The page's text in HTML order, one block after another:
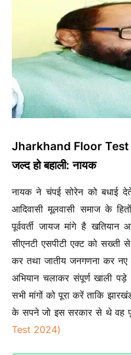
Jharkhand Floor
जल्द हो बहाली: नायक
नायक ने चंपई सोरेन को बधाई
आदिवासी मूलवासी समाज के
पूर्ववर्ती जायज मांगे है खतियान
सीएनटी एसपीटी एक्ट को सख्ती
कर तथा जातीय जनगणना कर नए
अभियान चलाकर संपूर्ण खाली पड़े
सभी मांगों को पूरा करें ताकि
के सपने जो इस सरकार से थे वह
Test 2024)